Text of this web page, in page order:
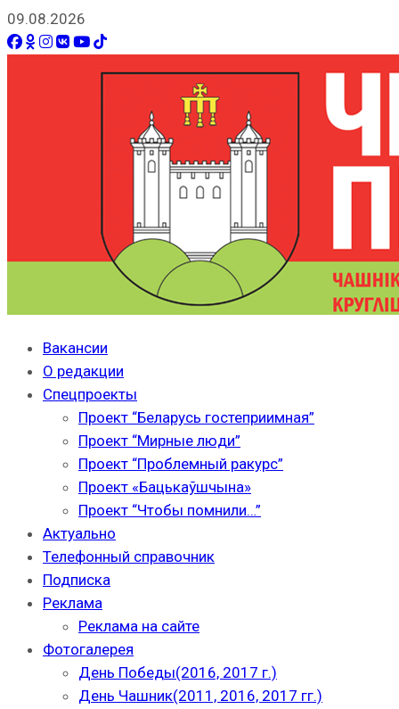
09.08.2026
Вакансии
О редакции
Спецпроекты
Проект “Беларусь гостеприимная”
Проект “Мирные люди”
Проект “Проблемный ракурс”
Проект «Бацькаўшчына»
Проект “Чтобы помнили…”
Актуально
Телефонный справочник
Подписка
Реклама
Реклама на сайте
Фотогалерея
День Победы(2016, 2017 г.)
День Чашник(2011, 2016, 2017 гг.)